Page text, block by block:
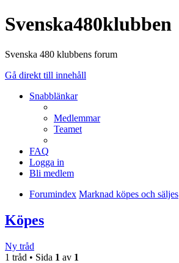
Svenska480klubben
Svenska 480 klubbens forum
Gå direkt till innehåll
Snabblänkar
Medlemmar
Teamet
FAQ
Logga in
Bli medlem
Forumindex Marknad köpes och säljes
Köpes
Ny tråd
1 tråd • Sida 1 av 1